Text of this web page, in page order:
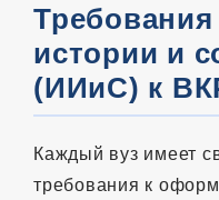
Требования
истории и
(ИИиС) к
Каждый вуз имеет
требования к